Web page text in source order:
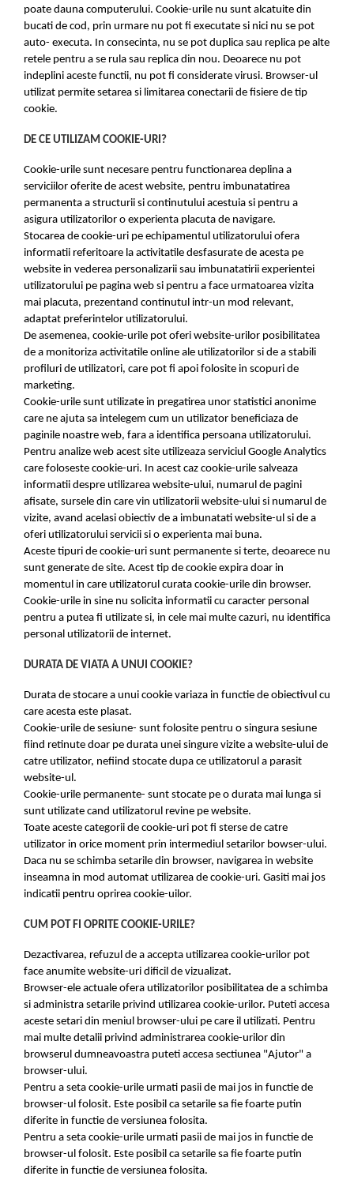
poate dauna computerului. Cookie-urile nu sunt alcatuite din
bucati de cod, prin urmare nu pot fi executate si nici nu se pot
auto- executa. In consecinta, nu se pot duplica sau replica pe alte
retele pentru a se rula sau replica din nou. Deoarece nu pot
indeplini aceste functii, nu pot fi considerate virusi. Browser-ul
utilizat permite setarea si limitarea conectarii de fisiere de tip
cookie.
DE CE UTILIZAM COOKIE-URI?
Cookie-urile sunt necesare pentru functionarea deplina a
serviciilor oferite de acest website, pentru imbunatatirea
permanenta a structurii si continutului acestuia si pentru a
asigura utilizatorilor o experienta placuta de navigare.
Stocarea de cookie-uri pe echipamentul utilizatorului ofera
informatii referitoare la activitatile desfasurate de acesta pe
website in vederea personalizarii sau imbunatatirii experientei
utilizatorului pe pagina web si pentru a face urmatoarea vizita
mai placuta, prezentand continutul intr-un mod relevant,
adaptat preferintelor utilizatorului.
De asemenea, cookie-urile pot oferi website-urilor posibilitatea
de a monitoriza activitatile online ale utilizatorilor si de a stabili
profiluri de utilizatori, care pot fi apoi folosite in scopuri de
marketing.
Cookie-urile sunt utilizate in pregatirea unor statistici anonime
care ne ajuta sa intelegem cum un utilizator beneficiaza de
paginile noastre web, fara a identifica persoana utilizatorului.
Pentru analize web acest site utilizeaza serviciul Google Analytics
care foloseste cookie-uri. In acest caz cookie-urile salveaza
informatii despre utilizarea website-ului, numarul de pagini
afisate, sursele din care vin utilizatorii website-ului si numarul de
vizite, avand acelasi obiectiv de a imbunatati website-ul si de a
oferi utilizatorului servicii si o experienta mai buna.
Aceste tipuri de cookie-uri sunt permanente si terte, deoarece nu
sunt generate de site. Acest tip de cookie expira doar in
momentul in care utilizatorul curata cookie-urile din browser.
Cookie-urile in sine nu solicita informatii cu caracter personal
pentru a putea fi utilizate si, in cele mai multe cazuri, nu identifica
personal utilizatorii de internet.
DURATA DE VIATA A UNUI COOKIE?
Durata de stocare a unui cookie variaza in functie de obiectivul cu
care acesta este plasat.
Cookie-urile de sesiune- sunt folosite pentru o singura sesiune
fiind retinute doar pe durata unei singure vizite a website-ului de
catre utilizator, nefiind stocate dupa ce utilizatorul a parasit
website-ul.
Cookie-urile permanente- sunt stocate pe o durata mai lunga si
sunt utilizate cand utilizatorul revine pe website.
Toate aceste categorii de cookie-uri pot fi sterse de catre
utilizator in orice moment prin intermediul setarilor bowser-ului.
Daca nu se schimba setarile din browser, navigarea in website
inseamna in mod automat utilizarea de cookie-uri. Gasiti mai jos
indicatii pentru oprirea cookie-uilor.
CUM POT FI OPRITE COOKIE-URILE?
Dezactivarea, refuzul de a accepta utilizarea cookie-urilor pot
face anumite website-uri dificil de vizualizat.
Browser-ele actuale ofera utilizatorilor posibilitatea de a schimba
si administra setarile privind utilizarea cookie-urilor. Puteti accesa
aceste setari din meniul browser-ului pe care il utilizati. Pentru
mai multe detalii privind administrarea cookie-urilor din
browserul dumneavoastra puteti accesa sectiunea "Ajutor" a
browser-ului.
Pentru a seta cookie-urile urmati pasii de mai jos in functie de
browser-ul folosit. Este posibil ca setarile sa fie foarte putin
diferite in functie de versiunea folosita.
Pentru a seta cookie-urile urmati pasii de mai jos in functie de
browser-ul folosit. Este posibil ca setarile sa fie foarte putin
diferite in functie de versiunea folosita.